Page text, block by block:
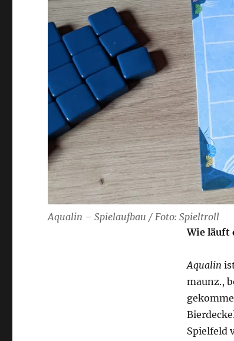
Aqualin – Spielaufbau / Foto: Spieltroll
Wie läuft
Aqualin
maunz.,
Spielfeld